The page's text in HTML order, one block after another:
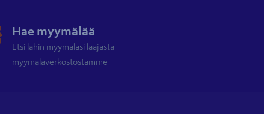
Hae myymälää
Etsi lähin myymäläsi laajasta
myymäläverkostostamme